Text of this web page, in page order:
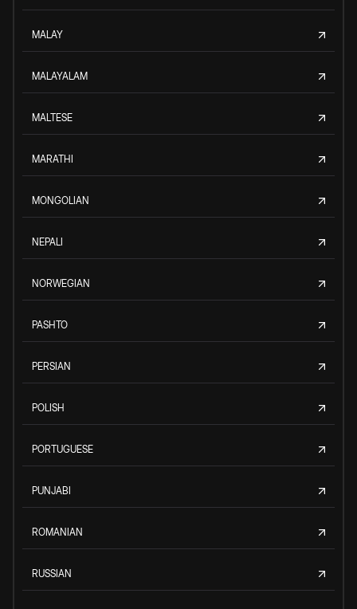
MALAY
MALAYALAM
MALTESE
MARATHI
MONGOLIAN
NEPALI
NORWEGIAN
PASHTO
PERSIAN
POLISH
PORTUGUESE
PUNJABI
ROMANIAN
RUSSIAN